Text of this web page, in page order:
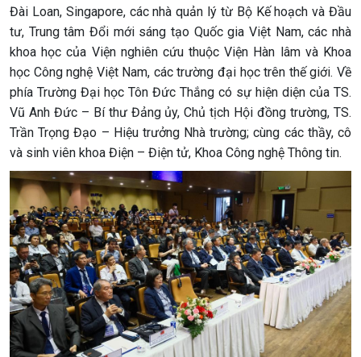
Đài Loan, Singapore, các nhà quản lý từ Bộ Kế hoạch và Đầu
tư, Trung tâm Đổi mới sáng tạo Quốc gia Việt Nam, các nhà
khoa học của Viện nghiên cứu thuộc Viện Hàn lâm và Khoa
học Công nghệ Việt Nam, các trường đại học trên thế giới. Về
phía Trường Đại học Tôn Đức Thắng có sự hiện diện của TS.
Vũ Anh Đức – Bí thư Đảng ủy, Chủ tịch Hội đồng trường, TS.
Trần Trọng Đạo – Hiệu trưởng Nhà trường; cùng các thầy, cô
và sinh viên khoa Điện – Điện tử, Khoa Công nghệ Thông tin.